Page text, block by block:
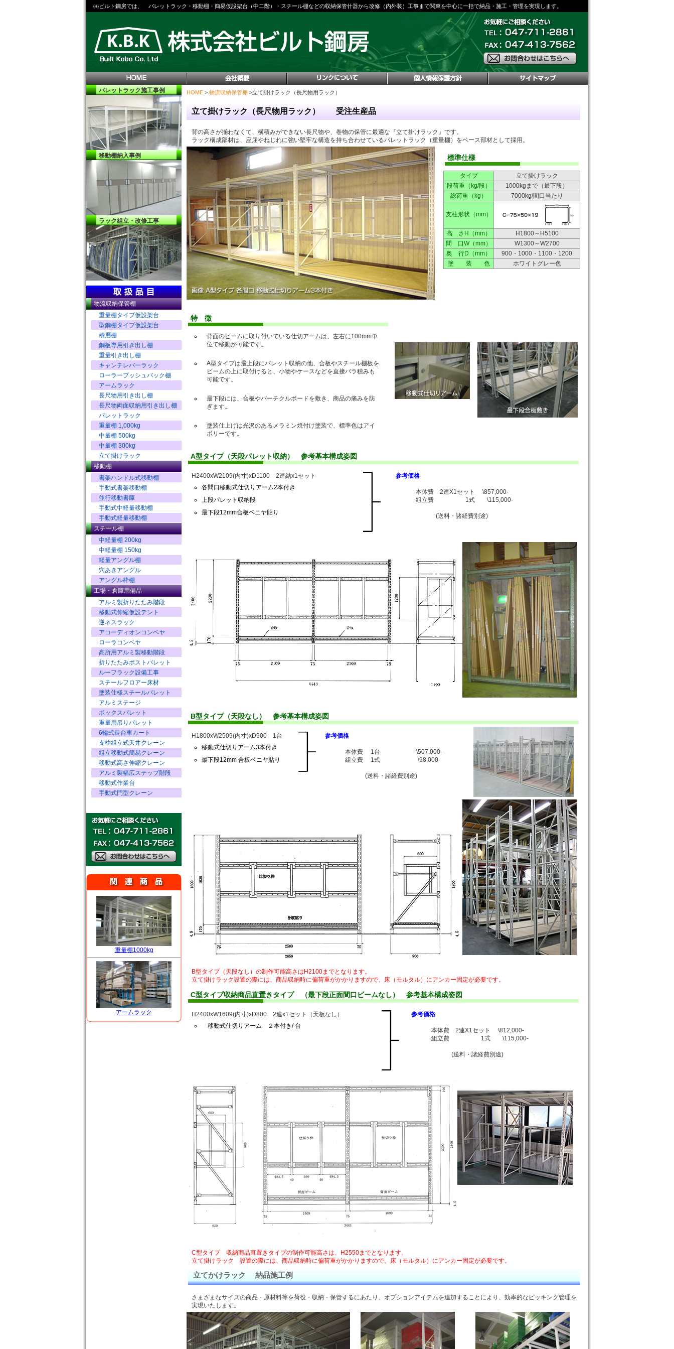
㈱ビルト鋼房では、 パレットラック・移動棚・簡易仮設架台（中二階）・スチール棚などの収納保管什器から改修（内外装）工事まで関東を中心に一括で納品・施工・管理を実現します。
パレットラック施工事例
移動棚納入事例
ラック組立・改修工事
物流収納保管棚
重量棚タイプ仮設架台
型鋼棚タイプ仮設架台
積層棚
鋼板専用引き出し棚
重量引き出し棚
キャンチレバーラック
ローラープッシュバック棚
アームラック
長尺物用引き出し棚
長尺物両面収納用引き出し棚
パレットラック
重量棚 1,000kg
中量棚 500kg
中量棚 300kg
立て掛けラック
移動棚
書架ハンドル式移動棚
手動式書架移動棚
並行移動書庫
手動式中軽量移動棚
手動式軽量移動棚
スチール棚
中軽量棚 200kg
中軽量棚 150kg
軽量アングル棚
穴あきアングル
アングル枠棚
工場・倉庫用備品
アルミ製折りたたみ階段
移動式伸縮仮設テント
逆ネスラック
アコーディオンコンベヤ
ローラコンベヤ
高所用アルミ製移動階段
折りたたみポストパレット
ルーフラック設備工事
スチールフロアー床材
塗装仕様スチールパレット
アルミステージ
ボックスパレット
重量用吊りパレット
6輪式長台車カート
支柱組立式天井クレーン
組立移動式簡易クレーン
移動式高さ伸縮クレーン
アルミ製幅広ステップ階段
移動式作業台
手動式門型クレーン
重量棚1000kg
アームラック
HOME > 物流収納保管棚 >立て掛けラック（長尺物用ラック）
立て掛けラック（長尺物用ラック） 受注生産品
背の高さが揃わなくて、横積みができない長尺物や、巻物の保管に最適な『立て掛けラック』です。
ラック構成部材は、座屈やねじれに強い堅牢な構造を持ち合わせているパレットラック（重量棚）をベース部材として採用。
標準仕様
タイプ
立て掛けラック
段荷重（kg/段）
1000kgまで（最下段）
総荷重（kg）
7000kg/間口当たり
支柱形状（mm）
高 さH（mm）
H1800～H5100
間 口W（mm）
W1300～W2700
奥 行D（mm）
900・1000・1100・1200
塗 装 色
ホワイトグレー色
特 徴
背面のビームに取り付いている仕切アームは、左右に100mm単
位で移動が可能です。
A型タイプは最上段にパレット収納の他、合板やスチール棚板を
ビームの上に取付けると、小物やケースなどを直接バラ積みも
可能です。
最下段には、合板やパーチクルボードを敷き、商品の痛みを防
ぎます。
塗装仕上げは光沢のあるメラミン焼付け塗装で、標準色はアイ
ボリーです。
A型タイプ（天段パレット収納） 参考基本構成姿図
H2400xW2109(内寸)xD1100 2連結x1セット
各間口移動式仕切りアーム2本付き
上段パレット収納段
最下段12mm合板ベニヤ貼り
参考価格
本体費 2連X1セット \857,000-
組立費 1式 \115,000-
(送料・諸経費別途)
B型タイプ（天段なし） 参考基本構成姿図
H1800xW2509(内寸)xD900 1台
移動式仕切りアーム3本付き
最下段12mm 合板ベニヤ貼り
参考価格
本体費 1台 \507,000-
組立費 1式 \98,000-
(送料・諸経費別途)
B型タイプ（天段なし）の制作可能高さはH2100までとなります。
立て掛けラック設置の際には、商品収納時に偏荷重がかかりますので、床（モルタル）にアンカー固定が必要です。
C型タイプ収納商品直置きタイプ （最下段正面間口ビームなし） 参考基本構成姿図
H2400xW1609(内寸)xD800 2連x1セット（天板なし）
移動式仕切りアーム ２本付き/ 台
参考価格
本体費 2連X1セット \812,000-
組立費 1式 \115,000-
(送料・諸経費別途)
C型タイプ 収納商品直置きタイプの制作可能高さは、H2550までとなります。
立て掛けラック 設置の際には、商品収納時に偏荷重がかかりますので、床（モルタル）にアンカー固定が必要です。
立てかけラック 納品施工例
さまざまなサイズの商品・原材料等を荷役・収納・保管するにあたり、オプションアイテムを追加することにより、効率的なピッキング管理を
実現いたします。